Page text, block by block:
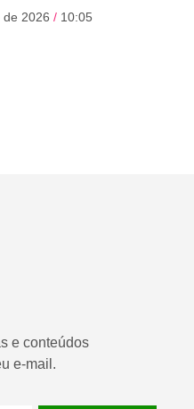
2026 10:05
e conteúdos
e-mail.